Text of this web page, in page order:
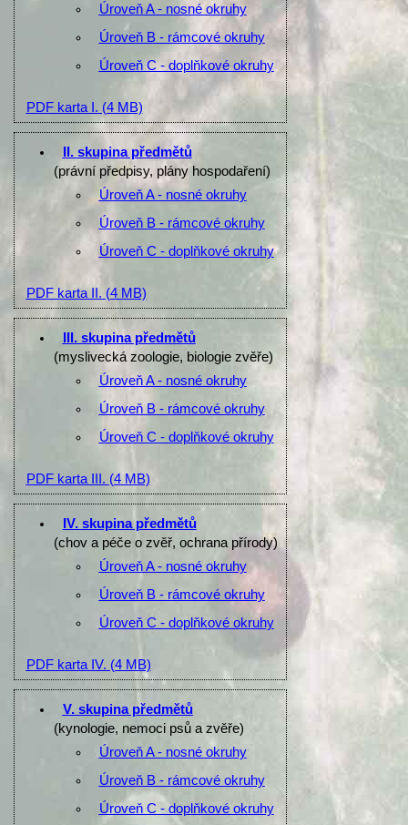
Úroveň A - nosné okruhy
Úroveň B - rámcové okruhy
Úroveň C - doplňkové okruhy
PDF karta I. (4 MB)
II. skupina předmětů
(právní předpisy, plány hospodaření)
Úroveň A - nosné okruhy
Úroveň B - rámcové okruhy
Úroveň C - doplňkové okruhy
PDF karta II. (4 MB)
III. skupina předmětů
(myslivecká zoologie, biologie zvěře)
Úroveň A - nosné okruhy
Úroveň B - rámcové okruhy
Úroveň C - doplňkové okruhy
PDF karta III. (4 MB)
IV. skupina předmětů
(chov a péče o zvěř, ochrana přírody)
Úroveň A - nosné okruhy
Úroveň B - rámcové okruhy
Úroveň C - doplňkové okruhy
PDF karta IV. (4 MB)
V. skupina předmětů
(kynologie, nemoci psů a zvěře)
Úroveň A - nosné okruhy
Úroveň B - rámcové okruhy
Úroveň C - doplňkové okruhy